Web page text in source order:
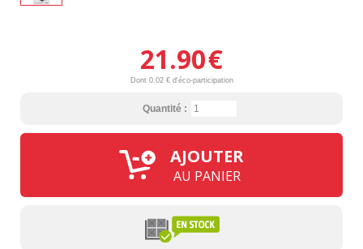
21.90€
Dont 0.02 € d'éco-participation
Quantité :
AJOUTER
AU PANIER